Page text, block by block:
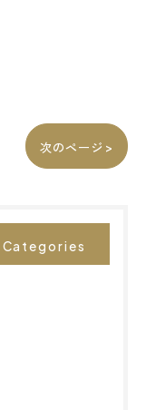
次のページ >
Categories